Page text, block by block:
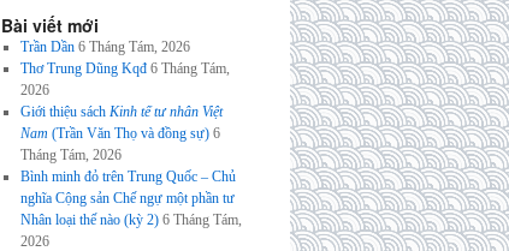
Bài viết mới
Trần Dần 6 Tháng Tám, 2026
Thơ Trung Dũng Kqđ 6 Tháng Tám,
2026
Giới thiệu sách Kinh tế tư nhân Việt
Nam (Trần Văn Thọ và đồng sự) 6
Tháng Tám, 2026
Bình minh đỏ trên Trung Quốc – Chủ
nghĩa Cộng sản Chế ngự một phần tư
Nhân loại thế nào (kỳ 2) 6 Tháng Tám,
2026